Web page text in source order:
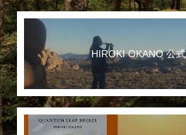
HIROKI OKANO 公